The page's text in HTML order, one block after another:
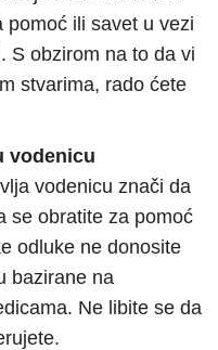
pomoć ili savet u vezi
S obzirom na to da vi
stvarima, rado ćete
vodenicu
vodenicu znači da
se obratite za pomoć
odluke ne donosite
bazirane na
Ne libite se da